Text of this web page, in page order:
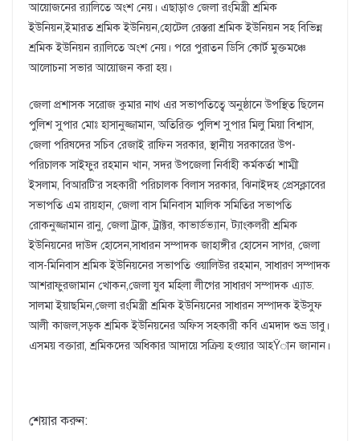
আয়োজনের র‌্যালিতে অংশ নেয়। এছাড়াও জেলা রংমিস্ত্রী শ্রমিক
ইউনিয়ন,ইমারত শ্রমিক ইউনিয়ন,হোটেল রেস্তরা শ্রমিক ইউনিয়ন সহ বিভিন্ন
শ্রমিক ইউনিয়ন র‌্যালিতে অংশ নেয়। পরে পুরাতন ডিসি কোর্ট মুক্তমঞ্চে
আলোচনা সভার আয়োজন করা হয়।
জেলা প্রশাসক সরোজ কুমার নাথ এর সভাপতিত্বে অনুষ্ঠানে উপস্থিত ছিলেন
পুলিশ সুপার মোঃ হাসানুজ্জামান, অতিরিক্ত পুলিশ সুপার মিলু মিয়া বিশ্বাস,
জেলা পরিষদের সচিব রেজাই রাফিন সরকার, স্থানীয় সরকারের উপ-
পরিচালক সাইফুর রহমান খান, সদর উপজেলা নির্বাহী কর্মকর্তা শাম্মী
ইসলাম, বিআরটি’র সহকারী পরিচালক বিলাস সরকার, ঝিনাইদহ প্রেসক্লাবের
সভাপতি এম রায়হান, জেলা বাস মিনিবাস মালিক সমিতির সভাপতি
রোকনুজ্জামান রানু, জেলা ট্রাক, ট্রাক্টর, কাভার্ডভ্যান, ট্যাংকলরী শ্রমিক
ইউনিয়নের দাউদ হোসেন,সাধারন সম্পাদক জাহাঙ্গীর হোসেন সাগর, জেলা
বাস-মিনিবাস শ্রমিক ইউনিয়নের সভাপতি ওয়ালিউর রহমান, সাধারণ সম্পাদক
আশরাফুরজামান খোকন,জেলা যুব মহিলা লীগের সাধারণ সম্পাদক এ্যাড.
সালমা ইয়াছমিন,জেলা রংমিস্ত্রী শ্রমিক ইউনিয়নের সাধারন সম্পাদক ইউসুফ
আলী কাজল,সড়ক শ্রমিক ইউনিয়নের অফিস সহকারী কবি এমদাদ শুভ্র ডাবু।
এসময় বক্তারা, শ্রমিকদের অধিকার আদায়ে সক্রিয় হওয়ার আহŸান জানান।
শেয়ার করুন: